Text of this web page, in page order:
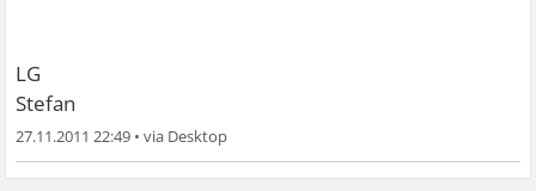
LG
Stefan
27.11.2011 22:49 •